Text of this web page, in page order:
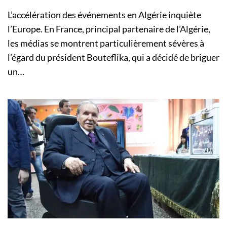
L’accélération des événements en Algérie inquiète
l’Europe. En France, principal partenaire de l’Algérie,
les médias se montrent particulièrement sévères à
l’égard du président Bouteflika, qui a décidé de briguer
un…